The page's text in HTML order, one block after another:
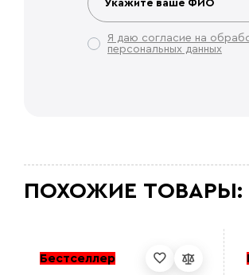
Я даю согласие на
персональных данных
ПОХОЖИЕ ТОВАРЫ:
Бестселлер